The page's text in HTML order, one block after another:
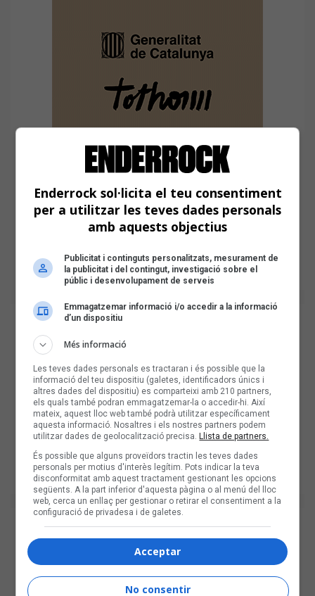
Enderrock sol·licita el teu consentiment
per a utilitzar les teves dades personals
amb aquests objectius
Publicitat i continguts personalitzats, mesurament de
la publicitat i del contingut, investigació sobre el
públic i desenvolupament de serveis
Emmagatzemar informació i/o accedir a la informació
d’un dispositiu
Més informació
Les teves dades personals es tractaran i és possible que la
informació del teu dispositiu (galetes, identificadors únics i
altres dades del dispositiu) es comparteixi amb 210 partners,
els quals també podran emmagatzemar-la o accedir-hi. Així
mateix, aquest lloc web també podrà utilitzar específicament
aquesta informació. Nosaltres i els nostres partners podem
utilitzar dades de geolocalització precisa. Llista de partners.
És possible que alguns proveïdors tractin les teves dades
personals per motius d'interès legítim. Pots indicar la teva
disconformitat amb aquest tractament gestionant les opcions
següents. A la part inferior d'aquesta pàgina o al menú del lloc
web, cerca un enllaç per gestionar o retirar el consentiment a la
configuració de privadesa i de galetes.
Acceptar
No consentir